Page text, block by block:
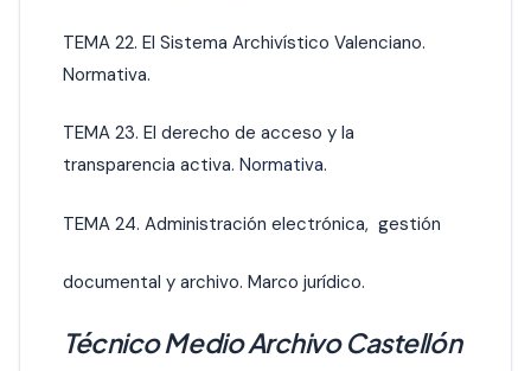
TEMA 22. El Sistema Archivístico Valenciano.
Normativa.
TEMA 23. El derecho de acceso y la
transparencia activa. Normativa.
TEMA 24. Administración electrónica, gestión
documental y archivo. Marco jurídico.
Técnico Medio Archivo Castellón